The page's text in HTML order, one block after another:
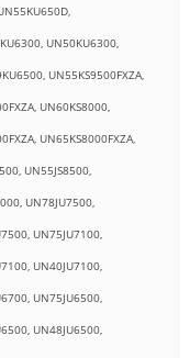
UN50KU6300,
UN55KS9500FXZA,
UN60KS8000,
UN65KS8000FXZA,
UN55JS8500,
UN78JU7500,
UN75JU7100,
UN40JU7100,
UN75JU6500,
UN48JU6500,